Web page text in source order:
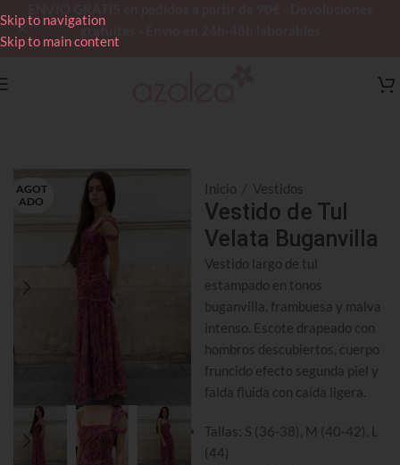
Skip to navigation
Skip to main content
gratuitas - Envío en 24h-48h laborables
AGOT
ADO
Inicio / Vestidos
Vestido de Tul
Velata Buganvilla
Vestido largo de tul
estampado en tonos
buganvilla, frambuesa y malva
intenso. Escote drapeado con
hombros descubiertos, cuerpo
fruncido efecto segunda piel y
falda fluida con caída ligera.
Tallas: S (36-38), M (40-42), L
(44)